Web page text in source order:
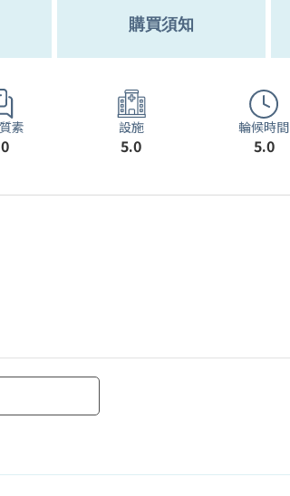
購買須知
素 設施
5.0
輪候時間
5.0